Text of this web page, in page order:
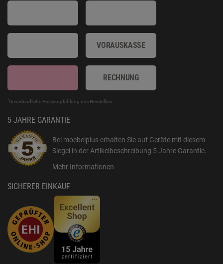
VORAUSKASSE
RECHNUNG
*Unverbindliche Preisempfehlung des Herstellers
5 JAHRE GARANTIE
Bei moebelplus erhalten Sie auf Geräte mit diesem
Siegel in der Artikelbeschreibung 5 Jahre Garantie.
Mehr Informationen
SICHERER EINKAUF